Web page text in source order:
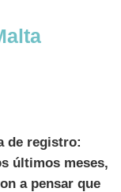
de registro:
últimos meses,
a pensar que